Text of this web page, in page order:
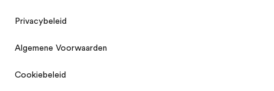
Privacybeleid
Algemene Voorwaarden
Cookiebeleid